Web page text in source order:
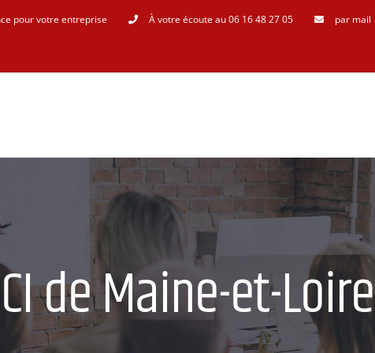
pour votre entreprise À votre écoute au 06 16 48 27 05 par mail
de Maine-et-Loire